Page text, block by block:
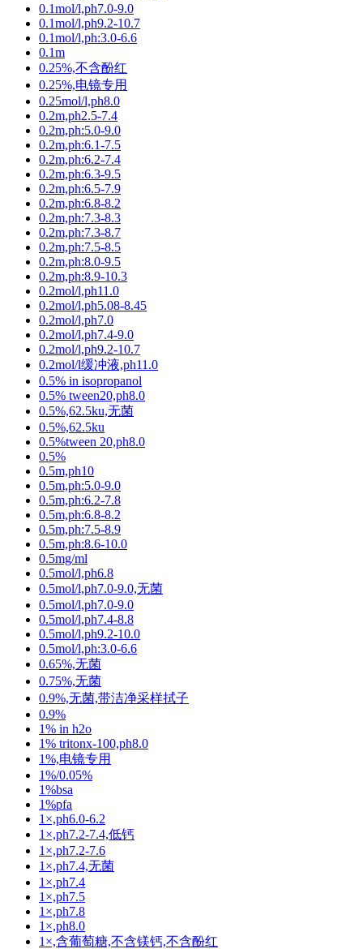
0.1mol/l,ph7.0-9.0
0.1mol/l,ph9.2-10.7
0.1mol/l,ph:3.0-6.6
0.1m
0.25%,不含酚红
0.25%,电镜专用
0.25mol/l,ph8.0
0.2m,ph2.5-7.4
0.2m,ph:5.0-9.0
0.2m,ph:6.1-7.5
0.2m,ph:6.2-7.4
0.2m,ph:6.3-9.5
0.2m,ph:6.5-7.9
0.2m,ph:6.8-8.2
0.2m,ph:7.3-8.3
0.2m,ph:7.3-8.7
0.2m,ph:7.5-8.5
0.2m,ph:8.0-9.5
0.2m,ph:8.9-10.3
0.2mol/l,ph11.0
0.2mol/l,ph5.08-8.45
0.2mol/l,ph7.0
0.2mol/l,ph7.4-9.0
0.2mol/l,ph9.2-10.7
0.2mol/l缓冲液,ph11.0
0.5% in isopropanol
0.5% tween20,ph8.0
0.5%,62.5ku,无菌
0.5%,62.5ku
0.5%tween 20,ph8.0
0.5%
0.5m,ph10
0.5m,ph:5.0-9.0
0.5m,ph:6.2-7.8
0.5m,ph:6.8-8.2
0.5m,ph:7.5-8.9
0.5m,ph:8.6-10.0
0.5mg/ml
0.5mol/l,ph6.8
0.5mol/l,ph7.0-9.0,无菌
0.5mol/l,ph7.0-9.0
0.5mol/l,ph7.4-8.8
0.5mol/l,ph9.2-10.0
0.5mol/l,ph:3.0-6.6
0.65%,无菌
0.75%,无菌
0.9%,无菌,带洁净采样拭子
0.9%
1% in h2o
1% tritonx-100,ph8.0
1%,电镜专用
1%/0.05%
1%bsa
1%pfa
1×,ph6.0-6.2
1×,ph7.2-7.4,低钙
1×,ph7.2-7.6
1×,ph7.4,无菌
1×,ph7.4
1×,ph7.5
1×,ph7.8
1×,ph8.0
1×,含葡萄糖,不含镁钙,不含酚红